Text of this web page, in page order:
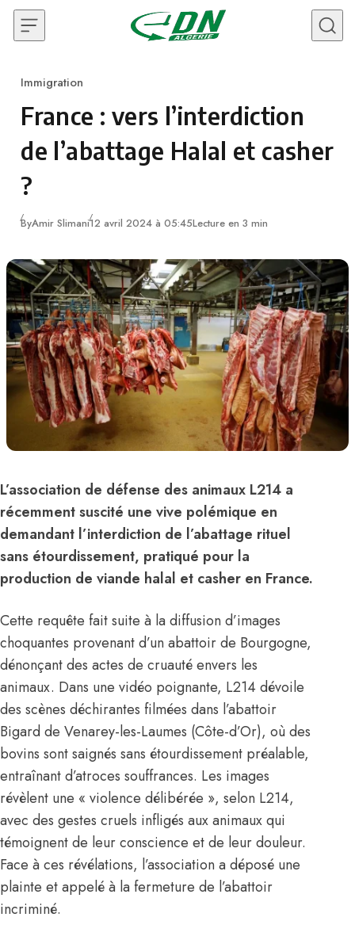
Skip to content
Category
Immigration
France : vers l’interdiction
de l’abattage Halal et casher
?
ByAmir Slimani12 avril 2024 à 05:45Lecture en 3 min
L’association de défense des animaux L214 a
récemment suscité une vive polémique en
demandant l’interdiction de l’abattage rituel
sans étourdissement, pratiqué pour la
production de viande halal et casher en France.
Cette requête fait suite à la diffusion d’images
choquantes provenant d’un abattoir de Bourgogne,
dénonçant des actes de cruauté envers les
animaux. Dans une vidéo poignante, L214 dévoile
des scènes déchirantes filmées dans l’abattoir
Bigard de Venarey-les-Laumes (Côte-d’Or), où des
bovins sont saignés sans étourdissement préalable,
entraînant d’atroces souffrances. Les images
révèlent une « violence délibérée », selon L214,
avec des gestes cruels infligés aux animaux qui
témoignent de leur conscience et de leur douleur.
Face à ces révélations, l’association a déposé une
plainte et appelé à la fermeture de l’abattoir
incriminé.